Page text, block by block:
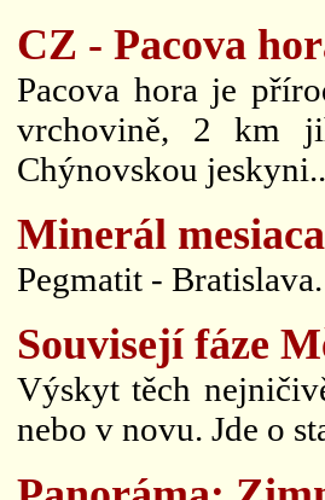
CZ - Pacova
Pacova hora je
vrchovině, 2 km
Chýnovskou
Minerál mesiaca
Pegmatit -
Souvisejí fáze
Výskyt těch
nebo v novu. Jde o